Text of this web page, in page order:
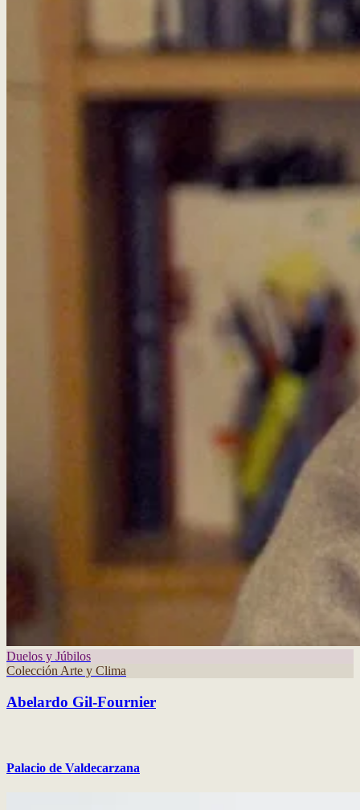
Duelos y Júbilos
Colección Arte y Clima
Abelardo Gil-Fournier
Palacio de Valdecarzana